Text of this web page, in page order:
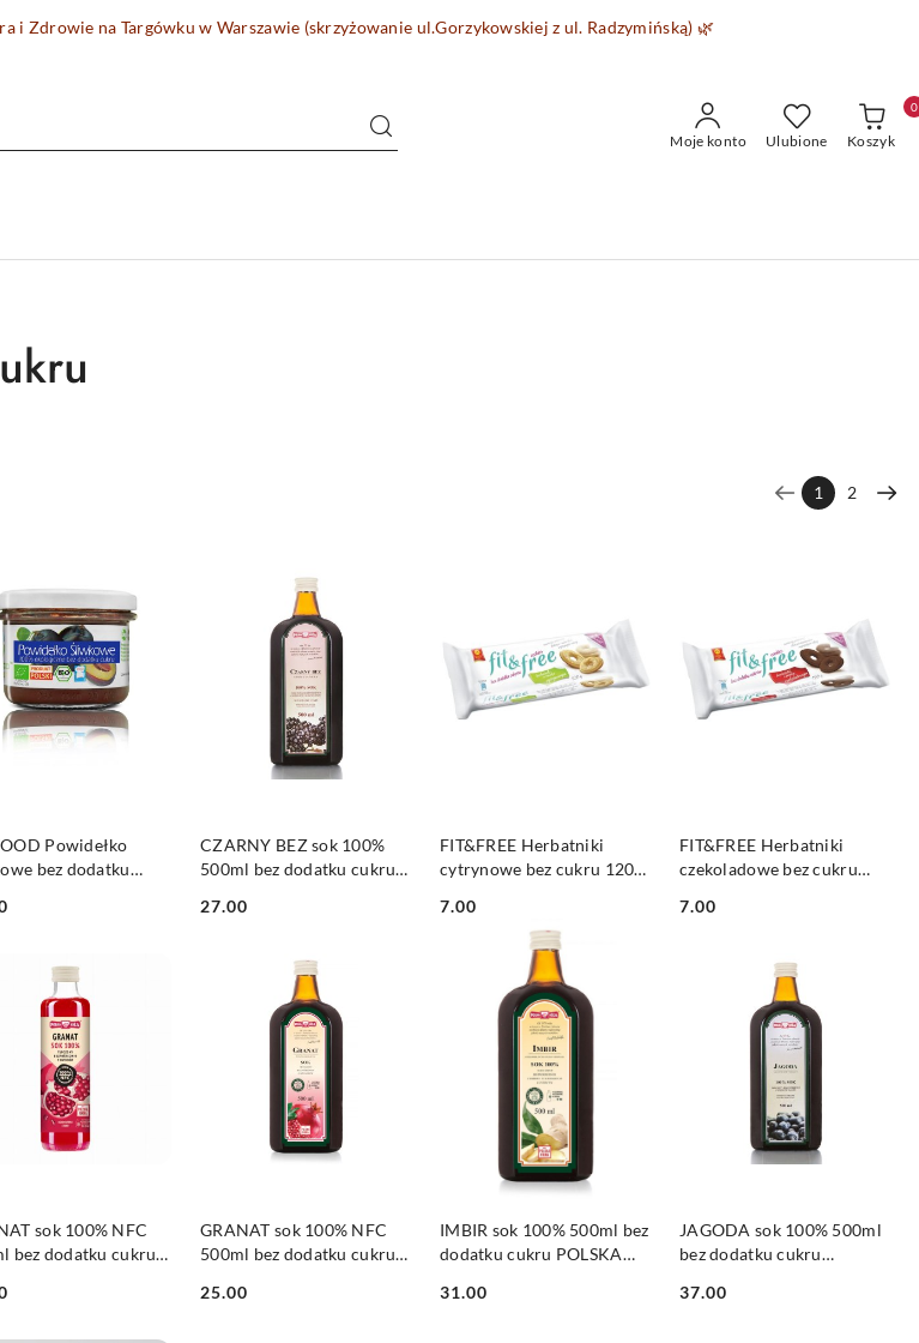
i Zdrowie na Targówku w Warszawie (skrzyżowanie ul.Gorzykowskiej z ul. Radzymińską) 🌿
Moje konto Ulubione Koszyk
0
1 2
Powidełko
bez dodatku
CZARNY BEZ sok 100%
500ml bez dodatku cukru
Cena:
27.00
FIT&FREE Herbatniki
cytrynowe bez cukru 120g
Cena:
7.00
FIT&FREE Herbatniki
czekoladowe bez cukru
Cena:
7.00
sok 100% NFC
bez dodatku cukru
GRANAT sok 100% NFC
500ml bez dodatku cukru
Cena:
25.00
IMBIR sok 100% 500ml bez
dodatku cukru POLSKA
Cena:
31.00
JAGODA sok 100% 500ml
bez dodatku cukru
Cena:
37.00